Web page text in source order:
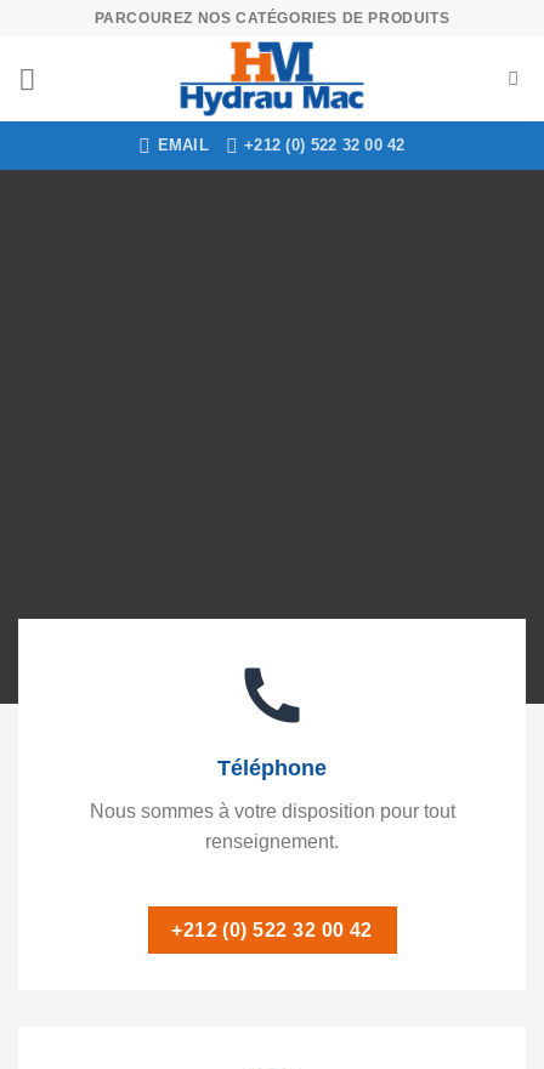
content
PARCOUREZ NOS CATÉGORIES DE PRODUITS
EMAIL +212 (0) 522 32 00 42
Contactez nous
Téléphone
Nous sommes à votre disposition pour tout
renseignement.
+212 (0) 522 32 00 42